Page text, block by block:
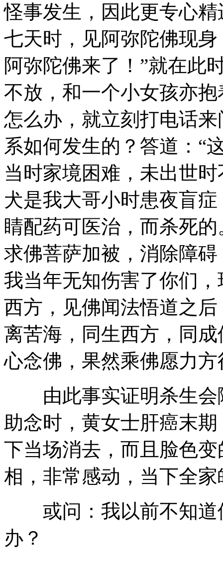
怪事发生，因此更专心
七天时，见阿弥陀佛现
阿弥陀佛来了！”就在此
不放，和一个小女孩亦
怎么办，就立刻打电话
系如何发生的？答道：“
当时家境困难，未出世
犬是我大哥小时患夜盲
睛配药可医治，而杀死
求佛菩萨加被，消除障
我当年无知伤害了你们
西方，见佛闻法悟道之
离苦海，同生西方，同
心念佛，果然乘佛愿力
由此事实证明杀生会
助念时，黄女士肝癌末
下当场消去，而且脸色
相，非常感动，当下全
或问：我以前不知道
办？